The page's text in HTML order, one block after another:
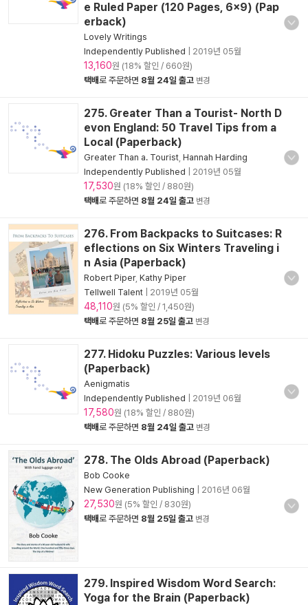
e Ruled Paper (120 Pages, 6x9) (Pap
erback)
Lovely Writings
Independently Published
2019년 05월
13,160원 (18% 할인 / 660원)
택배로 주문하면 8월 24일 출고 변경
275. Greater Than a Tourist- North D
evon England: 50 Travel Tips from a
Local (Paperback)
Greater Than a. Tourist Hannah Harding
Independently Published
2019년 05월
17,530원 (18% 할인 / 880원)
택배로 주문하면 8월 24일 출고 변경
276. From Backpacks to Suitcases: R
eflections on Six Winters Traveling i
n Asia (Paperback)
Robert Piper, Kathy Piper
Tellwell Talent
2019년 05월
48,110원 (5% 할인 / 1,450원)
택배로 주문하면 8월 25일 출고 변경
277. Hidoku Puzzles: Various levels
(Paperback)
Aenigmatis
Independently Published
2019년 06월
17,580원 (18% 할인 / 880원)
택배로 주문하면 8월 24일 출고 변경
278. The Olds Abroad (Paperback)
Bob Cooke
New Generation Publishing
2016년 06월
27,530원 (5% 할인 / 830원)
택배로 주문하면 8월 25일 출고 변경
279. Inspired Wisdom Word Search:
Yoga for the Brain (Paperback)